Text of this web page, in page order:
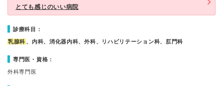
とても感じのいい病院
診療科目：
乳腺科 、内科、消化器内科、外科、リハビリテーション科、肛門科
専門医・資格：
外科専門医